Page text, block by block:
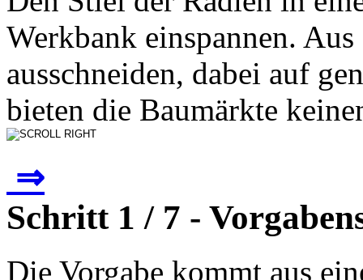
Werkbank einspannen.
ausschneiden, dabei auf
bieten die Baumärkte
⇒
Schritt 1 / 7 -
Die Vorgabe kommt aus